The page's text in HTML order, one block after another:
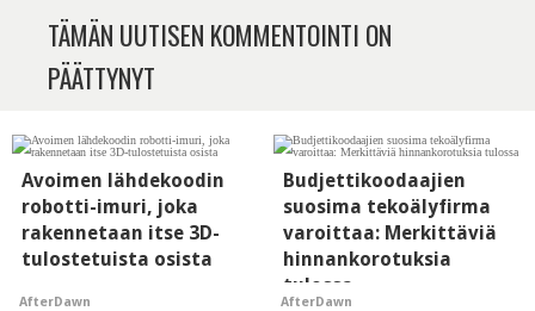
TÄMÄN UUTISEN KOMMENTOINTI ON
PÄÄTTYNYT
Avoimen lähdekoodin
robotti-imuri, joka
rakennetaan itse 3D-
tulostetuista osista
AfterDawn
Budjettikoodaajien
suosima tekoälyfirma
varoittaa: Merkittäviä
hinnankorotuksia
tulossa
AfterDawn